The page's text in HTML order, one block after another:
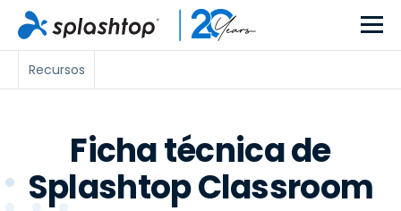
Recursos
Ficha técnica de
Splashtop Classroom